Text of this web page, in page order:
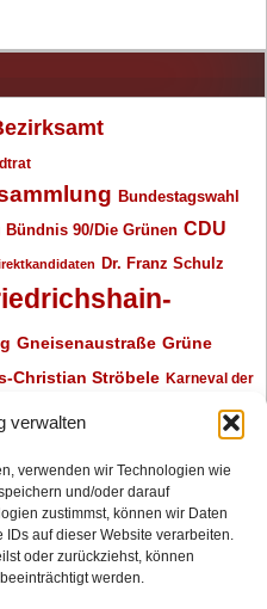
verwalten
verwenden wir Technologien wie
und/oder darauf
zustimmst, können wir Daten
auf dieser Website verarbeiten.
oder zurückziehst, können
werden.
Bundestagswahl
Bündnis 90/Die Grünen CDU
Dr. Franz Schulz
Gneisenaustraße Grüne
Christian Ströbele Karneval der
Piratenpartei Polizeimeldungen